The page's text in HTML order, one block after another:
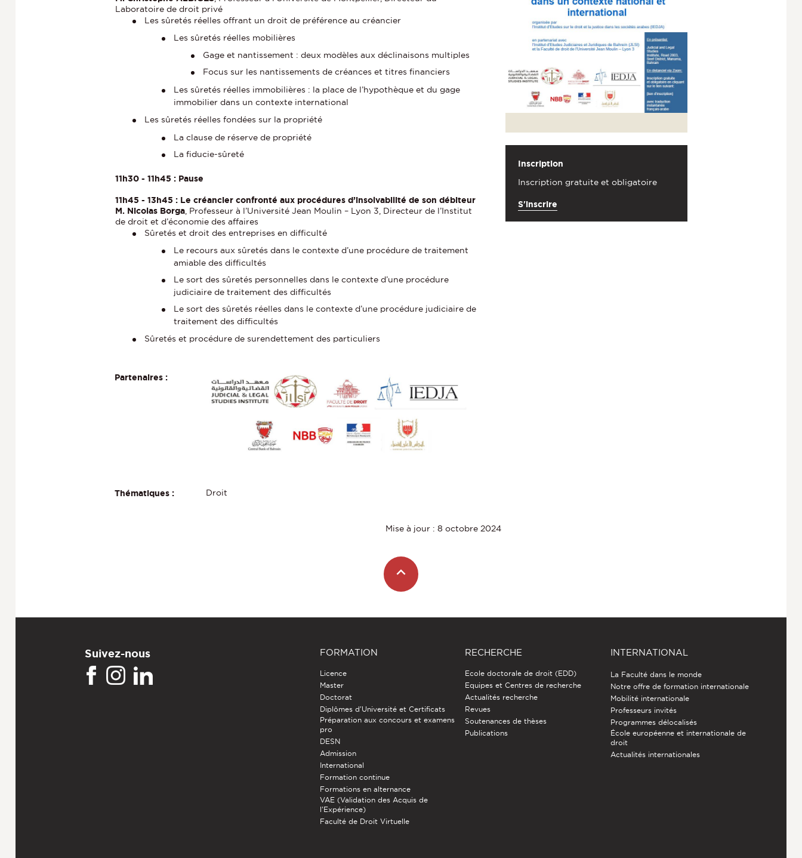
Laboratoire de droit privé
Les sûretés réelles offrant un droit de préférence au créancier
Les sûretés réelles mobilières
Gage et nantissement : deux modèles aux déclinaisons multiples
Focus sur les nantissements de créances et titres financiers
Les sûretés réelles immobilières : la place de l’hypothèque et du gage
immobilier dans un contexte international
Les sûretés réelles fondées sur la propriété
La clause de réserve de propriété
La fiducie-sûreté
11h30 - 11h45 : Pause
11h45 - 13h45 : Le créancier confronté aux procédures d’insolvabilité de son débiteur
M. Nicolas Borga , Professeur à l’Université Jean Moulin – Lyon 3, Directeur de l’Institut
de droit et d’économie des affaires
Sûretés et droit des entreprises en difficulté
Le recours aux sûretés dans le contexte d’une procédure de traitement
amiable des difficultés
Le sort des sûretés personnelles dans le contexte d’une procédure
judiciaire de traitement des difficultés
Le sort des sûretés réelles dans le contexte d’une procédure judiciaire de
traitement des difficultés
Sûretés et procédure de surendettement des particuliers
Partenaires :
Thématiques : Droit
Inscription
Inscription gratuite et obligatoire
S'inscrire
Mise à jour : 8 octobre 2024
Suivez-nous FORMATION
Licence
Master
Doctorat
Diplômes d'Université et Certificats
Préparation aux concours et examens
pro
DESN
Admission
International
Formation continue
Formations en alternance
VAE (Validation des Acquis de
l'Expérience)
Faculté de Droit Virtuelle
RECHERCHE
Ecole doctorale de droit (EDD)
Equipes et Centres de recherche
Actualités recherche
Revues
Soutenances de thèses
Publications
INTERNATIONAL
La Faculté dans le monde
Notre offre de formation internationale
Mobilité internationale
Professeurs invités
Programmes délocalisés
École européenne et internationale de
droit
Actualités internationales